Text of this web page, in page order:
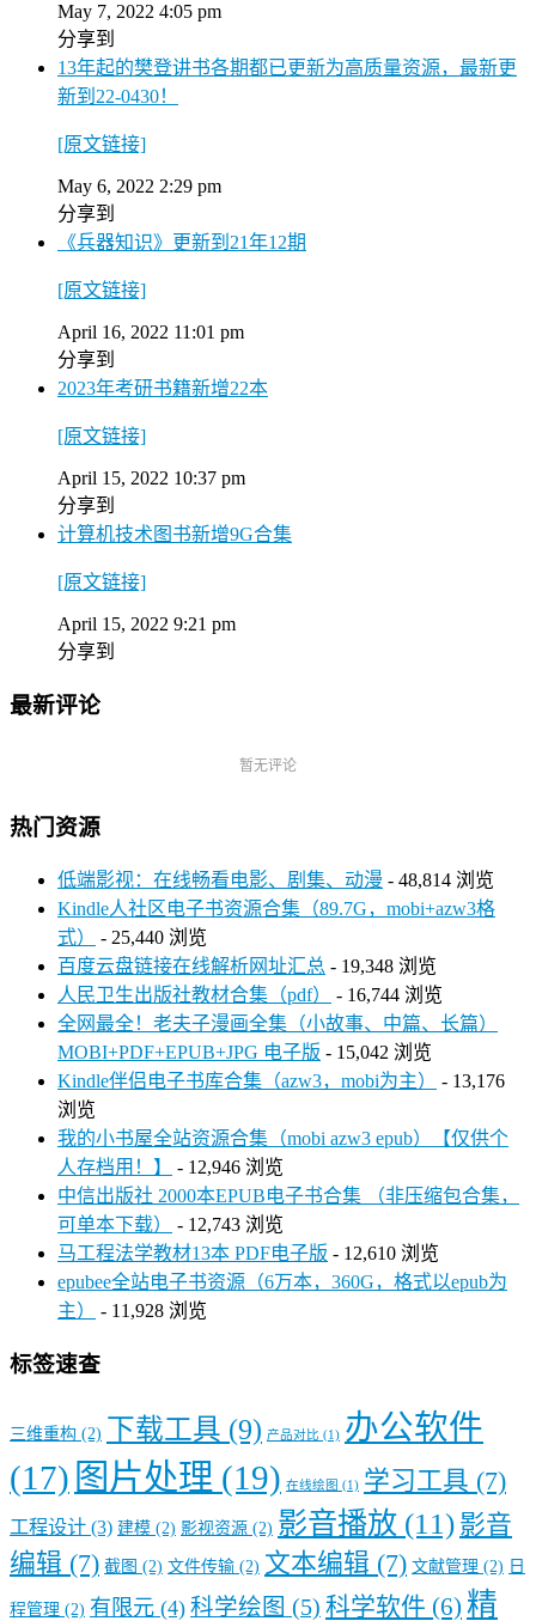
May 7, 2022 4:05 pm
分享到
13年起的樊登讲书各期都已更新为高质量资源，最新更
新到22-0430！
[原文链接]
May 6, 2022 2:29 pm
分享到
《兵器知识》更新到21年12期
[原文链接]
April 16, 2022 11:01 pm
分享到
2023年考研书籍新增22本
[原文链接]
April 15, 2022 10:37 pm
分享到
计算机技术图书新增9G合集
[原文链接]
April 15, 2022 9:21 pm
分享到
最新评论
暂无评论
热门资源
低端影视：在线畅看电影、剧集、动漫 - 48,814 浏览
Kindle人社区电子书资源合集（89.7G，mobi+azw3格
式）
- 25,440 浏览
百度云盘链接在线解析网址汇总 - 19,348 浏览
人民卫生出版社教材合集（pdf）
- 16,744 浏览
全网最全！老夫子漫画全集（小故事、中篇、长篇）
MOBI+PDF+EPUB+JPG 电子版 - 15,042 浏览
Kindle伴侣电子书库合集（azw3，mobi为主）
- 13,176
浏览
我的小书屋全站资源合集（mobi azw3 epub）【仅供个
人存档用！】
- 12,946 浏览
中信出版社 2000本EPUB电子书合集 （非压缩包合集，
可单本下载）
- 12,743 浏览
马工程法学教材13本 PDF电子版 - 12,610 浏览
epubee全站电子书资源（6万本，360G，格式以epub为
主）
- 11,928 浏览
标签速查
三维重构 (2) 下载工具 (9) 产品对比 (1) 办公软件
(17) 图片处理 (19) 在线绘图 (1) 学习工具 (7)
工程设计 (3) 建模 (2) 影视资源 (2) 影音播放 (11) 影音
编辑 (7) 截图 (2) 文件传输 (2) 文本编辑 (7) 文献管理 (2) 日
程管理 (2) 有限元 (4) 科学绘图 (5) 科学软件 (6) 精